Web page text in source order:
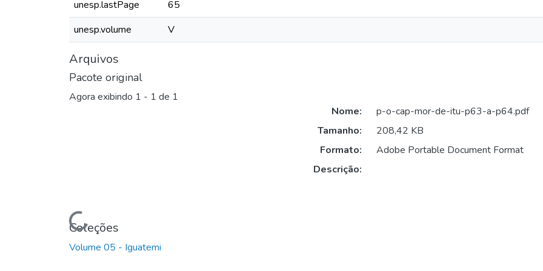
unesp.lastPage
65
unesp.volume
V
Arquivos
Pacote original
Agora exibindo 1 - 1 de 1
Carregando...
Nome:
p-o-cap-mor-de-itu-p63-a-p64.pdf
Tamanho:
208,42 KB
Formato:
Adobe Portable Document Format
Descrição:
Coleções
Volume 05 - Iguatemi